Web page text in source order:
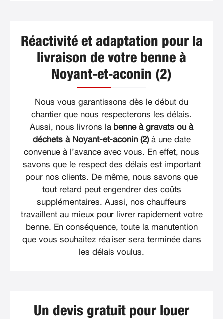
Réactivité et adaptation pour la
livraison de votre benne à
Noyant-et-aconin (2)
Nous vous garantissons dès le début du
chantier que nous respecterons les délais.
Aussi, nous livrons la benne à gravats ou à
déchets à Noyant-et-aconin (2)à une date
convenue à l’avance avec vous. En effet, nous
savons que le respect des délais est important
pour nos clients. De même, nous savons que
tout retard peut engendrer des coûts
supplémentaires. Aussi, nos chauffeurs
travaillent au mieux pour livrer rapidement votre
benne. En conséquence, toute la manutention
que vous souhaitez réaliser sera terminée dans
les délais voulus.
Un devis gratuit pour louer